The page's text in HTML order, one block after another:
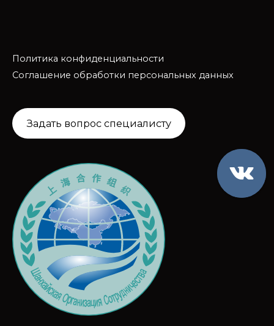
Политика конфиденциальности
Соглашение обработки персональных данных
Задать вопрос специалисту